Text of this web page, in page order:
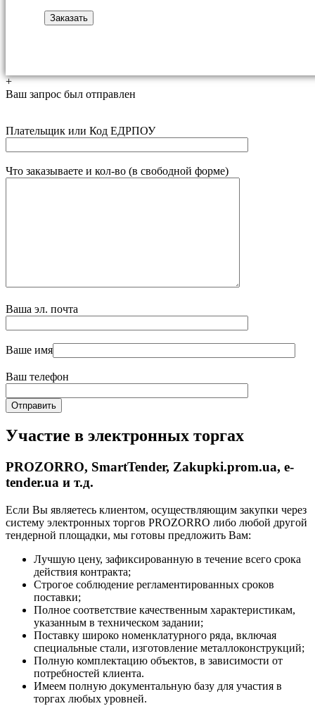
+
Ваш запрос был отправлен
Плательщик или Код ЕДРПОУ
Что заказываете и кол-во (в свободной форме)
Ваша эл. почта
Ваше имя
Ваш телефон
Участие в электронных торгах
PROZORRO, SmartTender, Zakupki.prom.ua, e-
tender.ua и т.д.
Если Вы являетесь клиентом, осуществляющим закупки через
систему электронных торгов PROZORRO либо любой другой
тендерной площадки, мы готовы предложить Вам:
Лучшую цену, зафиксированную в течение всего срока
действия контракта;
Строгое соблюдение регламентированных сроков
поставки;
Полное соответствие качественным характеристикам,
указанным в техническом задании;
Поставку широко номенклатурного ряда, включая
специальные стали, изготовление металлоконструкций;
Полную комплектацию объектов, в зависимости от
потребностей клиента.
Имеем полную документальную базу для участия в
торгах любых уровней.